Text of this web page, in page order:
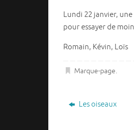
Lundi 22 janvier,
pour essayer de
Romain, Kévin, Loïs
Marque-page.
Les oiseaux